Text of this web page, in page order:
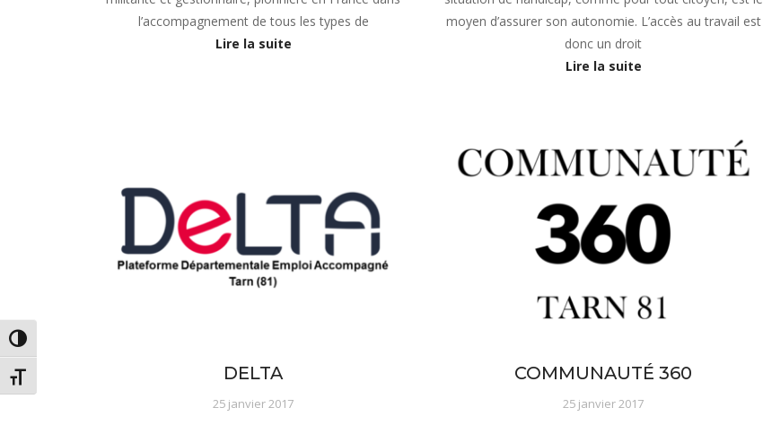
PASSER EN CONTRASTE ÉLEVÉ
CHANGER LA TAILLE DE LA POLICE
l’accompagnement de tous les types de
Lire la suite
moyen d’assurer son autonomie. L’accès au travail est
donc un droit
Lire la suite
DELTA
25 janvier 2017
COMMUNAUTÉ 360
25 janvier 2017